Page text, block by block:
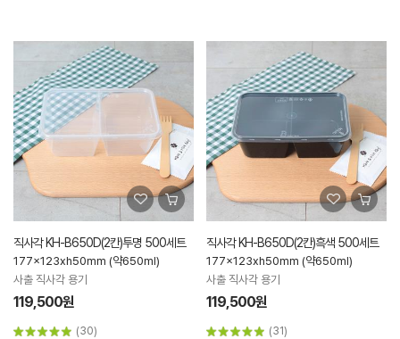
직사각 KH-B650D(2칸)투명 500세트
177x123xh50mm (약650ml)
사출 직사각 용기
119,500원
(30)
직사각 KH-B650D(2칸)흑색 500세트
177x123xh50mm (약650ml)
사출 직사각 용기
119,500원
(31)